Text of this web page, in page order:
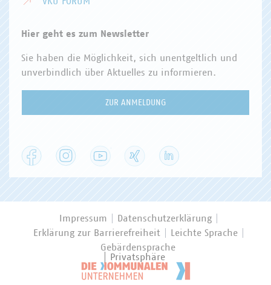
Hier geht es zum Newsletter
Sie haben die Möglichkeit, sich unentgeltlich und
unverbindlich über Aktuelles zu informieren.
ZUR ANMELDUNG
Facebook Instagram YouTube
Impressum
Datenschutzerklärung
Erklärung zur Barrierefreiheit
Leichte Sprache
Gebärdensprache
Privatsphäre